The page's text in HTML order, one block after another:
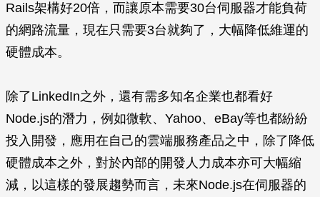
Rails架構好20倍，而讓原本需要30台伺服器才能負荷
的網路流量，現在只需要3台就夠了，大幅降低維運的
硬體成本。
除了LinkedIn之外，還有需多知名企業也都看好
Node.js的潛力，例如微軟、Yahoo、eBay等也都紛紛
投入開發，應用在自己的雲端服務產品之中，除了降低
硬體成本之外，對於內部的開發人力成本亦可大幅縮
減，以這樣的發展趨勢而言，未來Node.js在伺服器的